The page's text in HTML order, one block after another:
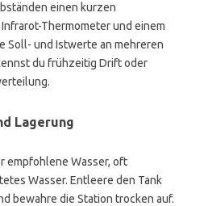
einen kurzen
Thermometer und einem
Soll- und Istwerte an mehreren
du frühzeitig Drift oder
Lagerung
empfohlene Wasser, oft
Wasser. Entleere den Tank
bewahre die Station trocken auf.